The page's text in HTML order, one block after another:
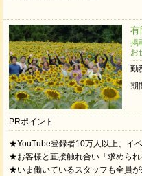
有
掲
お
勤
期
PRポイント
★YouTube登録者10万人以上、イ
★お客様と直接触れ合い「求めら
★いま働いているスタッフも全員が